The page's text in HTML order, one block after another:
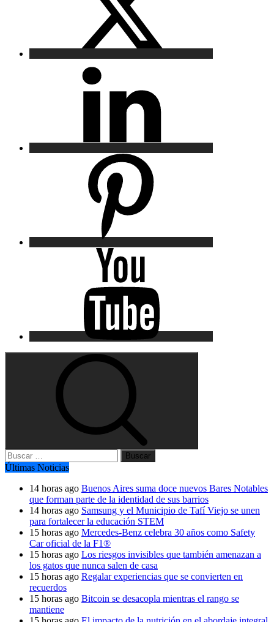
Buscar:
Últimas Noticias
14 horas ago Buenos Aires suma doce nuevos Bares Notables
que forman parte de la identidad de sus barrios
14 horas ago Samsung y el Municipio de Tafí Viejo se unen
para fortalecer la educación STEM
15 horas ago Mercedes-Benz celebra 30 años como Safety
Car oficial de la F1®
15 horas ago Los riesgos invisibles que también amenazan a
los gatos que nunca salen de casa
15 horas ago Regalar experiencias que se convierten en
recuerdos
15 horas ago Bitcoin se desacopla mientras el rango se
mantiene